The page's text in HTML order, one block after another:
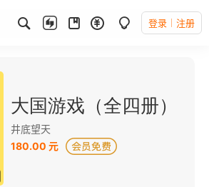
登录 注册
大国游戏（全四册）
井底望天
180.00 元